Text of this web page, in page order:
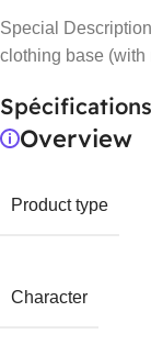
Special
clothing base (with
Spécifications
Overview
Product type
Character